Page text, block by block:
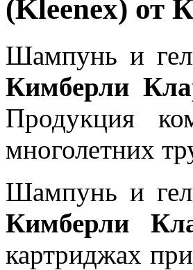
(Kleenex) от
Шампунь и
Кимберли
Продукция
многолетних
Шампунь и
Кимберли
картриджах